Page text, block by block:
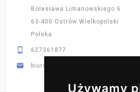
Używamy
Bolesława Limanowskiego 6
63-400 Ostrów Wielkopolski
Polska
 627361877
 biuro@primex-hurt.pl